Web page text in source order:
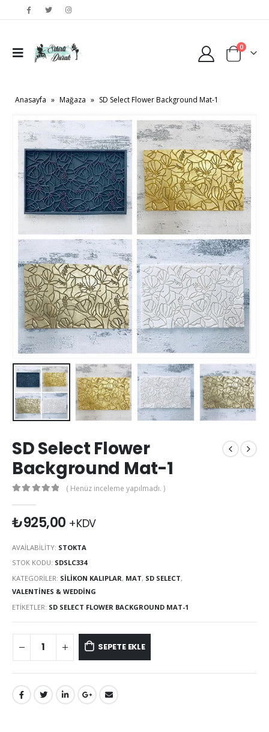
0
Anasayfa » Mağaza » SD Select Flower Background Mat-1
SD Select Flower
Background Mat-1
( Henüz inceleme yapılmadı. )
₺925,00 +KDV
AVAILABILITY: STOKTA
STOK KODU: SDSLC334
KATEGORILER: SILIKON KALIPLAR, MAT, SD SELECT,
VALENTINES & WEDDING
ETIKETLER: SD SELECT FLOWER BACKGROUND MAT-1
SEPETE EKLE